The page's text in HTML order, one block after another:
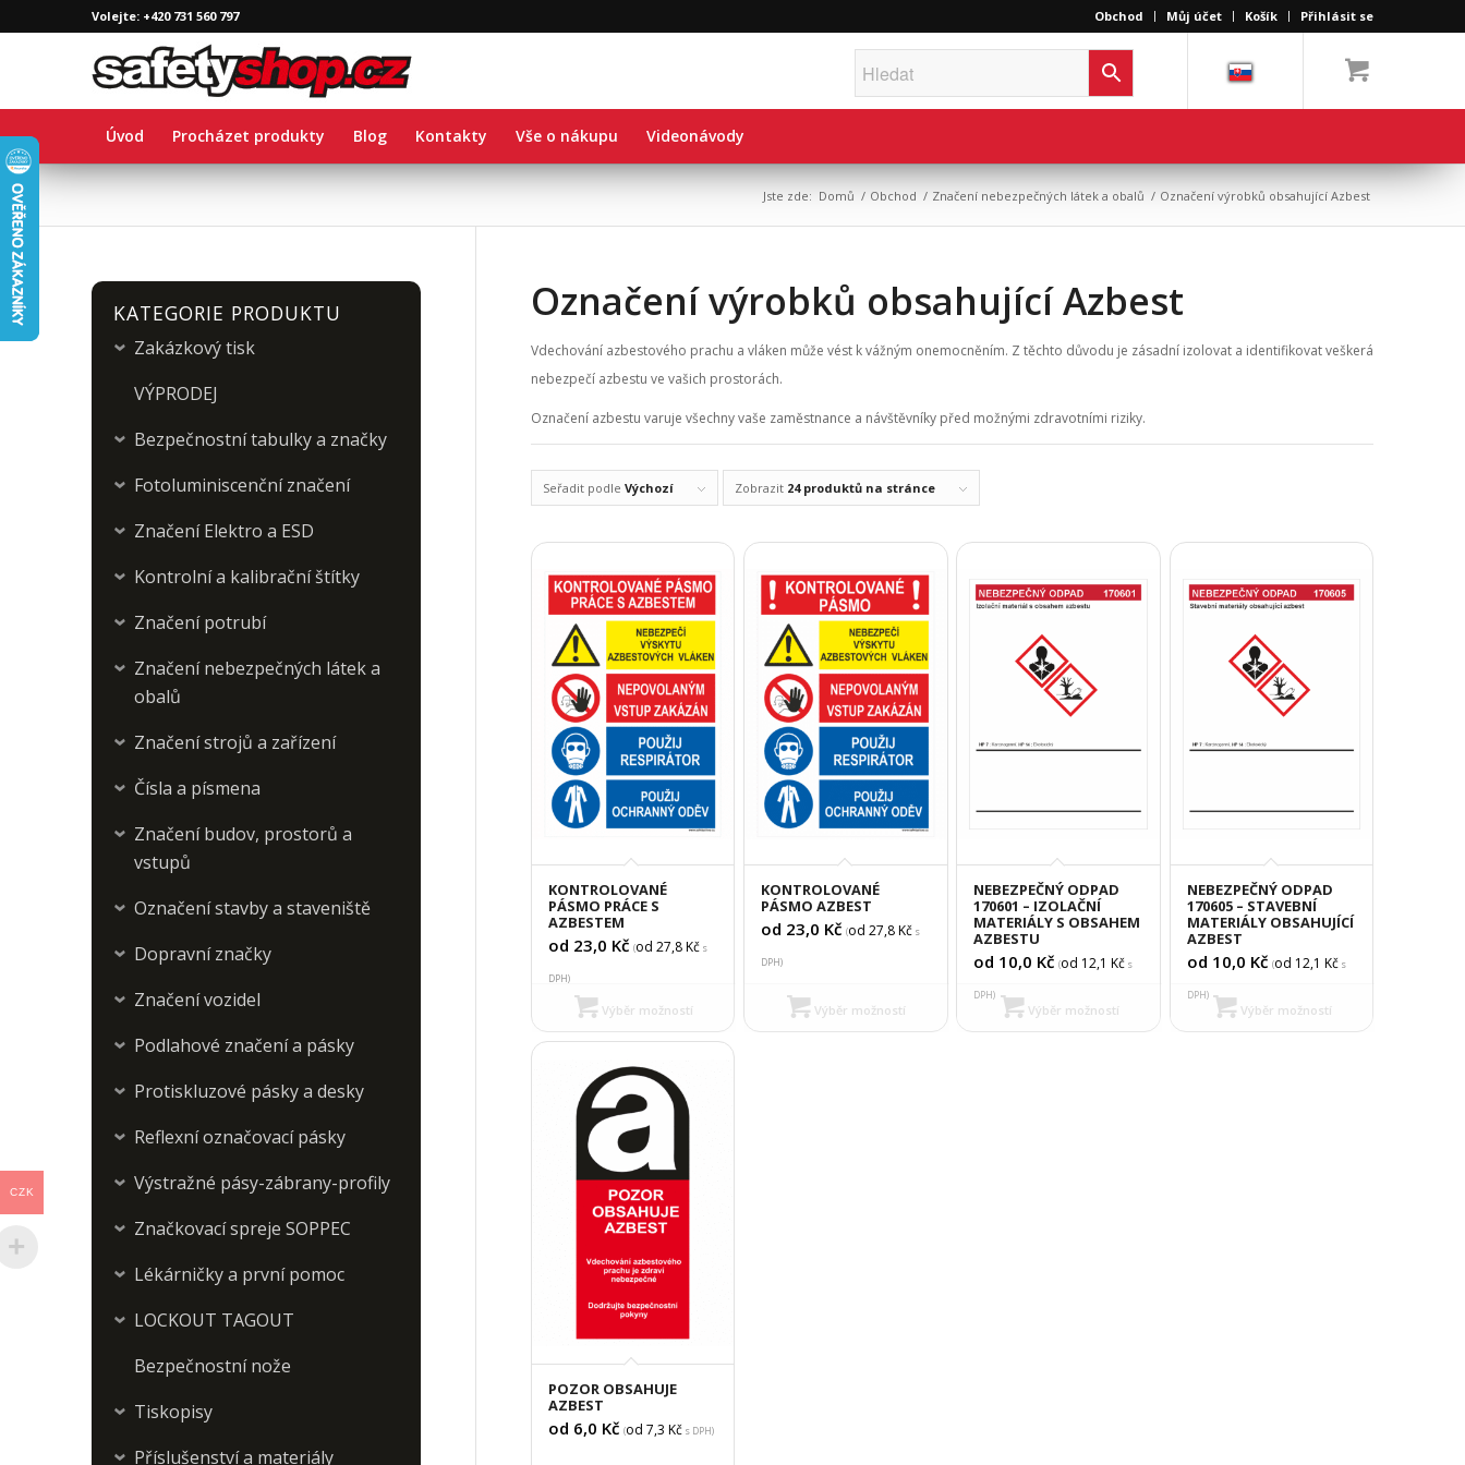
Obchod Můj účet Košík Přihlásit se
Volejte: +420 731 560 797
Úvod Procházet produkty Blog Kontakty Vše o nákupu Videonávody
Jste zde: Domů / Obchod / Značení nebezpečných látek a obalů / Označení výrobků obsahující Azbest
Označení výrobků obsahující Azbest
Vdechování azbestového prachu a vláken může vést k vážným onemocněním. Z těchto důvodu je zásadní izolovat a identifikovat veškerá
nebezpečí azbestu ve vašich prostorách.
Označení azbestu varuje všechny vaše zaměstnance a návštěvníky před možnými zdravotními riziky.
Seřadit podle Výchozí Zobrazit 24 produktů na stránce
KONTROLOVANÉ
PÁSMO PRÁCE S
AZBESTEM
od 23,0 Kč (od 27,8Kčs
DPH)
Výběr možností
KONTROLOVANÉ
PÁSMO AZBEST
od 23,0 Kč (od 27,8Kč s
DPH)
Výběr možností
NEBEZPEČNÝ ODPAD
170601 – IZOLAČNÍ
MATERIÁLY S OBSAHEM
AZBESTU
od 10,0 Kč (od 12,1 Kč s
DPH)
Výběr možností
NEBEZPEČNÝ ODPAD
170605 – STAVEBNÍ
MATERIÁLY OBSAHUJÍCÍ
AZBEST
od 10,0 Kč (od 12,1 Kčs
DPH)
Výběr možností
POZOR OBSAHUJE
AZBEST
od 6,0 Kč (od 7,3 Kčs DPH)
KATEGORIE PRODUKTU
›Zakázkový tisk
VÝPRODEJ
›Bezpečnostní tabulky a značky
›Fotoluminiscenční značení
›Značení Elektro a ESD
›Kontrolní a kalibrační štítky
›Značení potrubí
›Značení nebezpečných látek a
obalů
›Značení strojů a zařízení
›Čísla a písmena
›Značení budov, prostorů a
vstupů
›Označení stavby a staveniště
›Dopravní značky
›Značení vozidel
›Podlahové značení a pásky
›Protiskluzové pásky a desky
›Reflexní označovací pásky
›Výstražné pásy-zábrany-profily
›Značkovací spreje SOPPEC
›Lékárničky a první pomoc
›LOCKOUT TAGOUT
Bezpečnostní nože
›Tiskopisy
›Příslušenství a materiály
CZK